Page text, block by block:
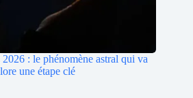
: le phénomène astral qui va
une étape clé